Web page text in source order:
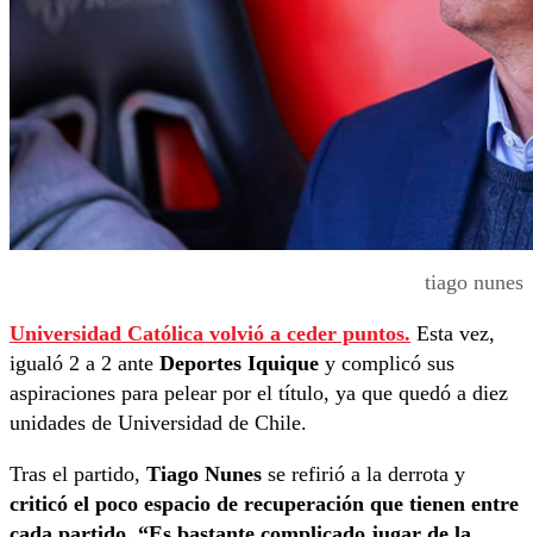
tiago nunes
Universidad Católica volvió a ceder puntos. Esta vez,
igualó 2 a 2 ante Deportes Iquique y complicó sus
aspiraciones para pelear por el título, ya que quedó a diez
unidades de Universidad de Chile.
Tras el partido, Tiago Nunes se refirió a la derrota y
criticó el poco espacio de recuperación que tienen entre